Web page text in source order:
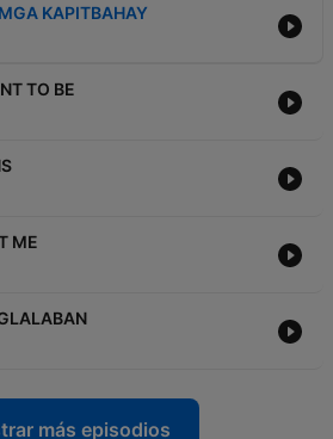
KAPITBAHAY
TO BE
ME
más episodios